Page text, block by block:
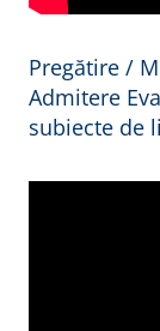
Pregătire /
Admitere
subiecte de